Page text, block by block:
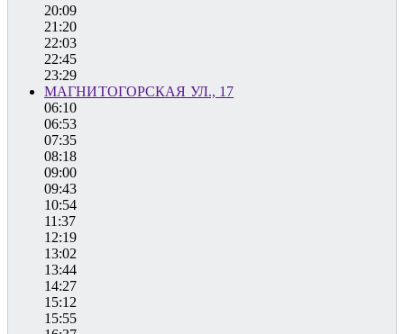
20:09
21:20
22:03
22:45
23:29
МАГНИТОГОРСКАЯ УЛ., 17
06:10
06:53
07:35
08:18
09:00
09:43
10:54
11:37
12:19
13:02
13:44
14:27
15:12
15:55